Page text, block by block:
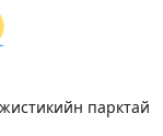
парктай